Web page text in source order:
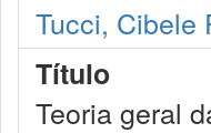
Tucci, Cibele
Título
Teoria geral